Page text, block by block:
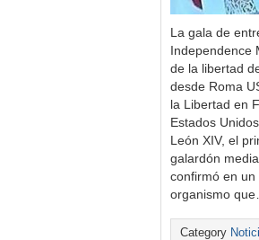
La gala de
de la libertad
desde Roma
la Libertad en
Estados
León XIV, el
galardón
confirmó en un
organismo
Category